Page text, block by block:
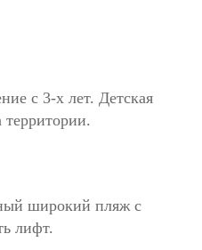
с 3-х лет. Детская
территории.
широкий пляж с
лифт.